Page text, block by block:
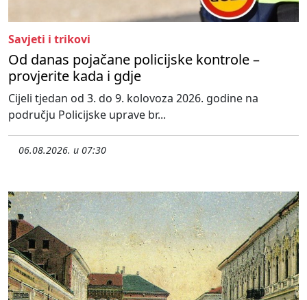
Savjeti i trikovi
Od danas pojačane policijske kontrole –
provjerite kada i gdje
Cijeli tjedan od 3. do 9. kolovoza 2026. godine na
području Policijske uprave br...
06.08.2026. u 07:30